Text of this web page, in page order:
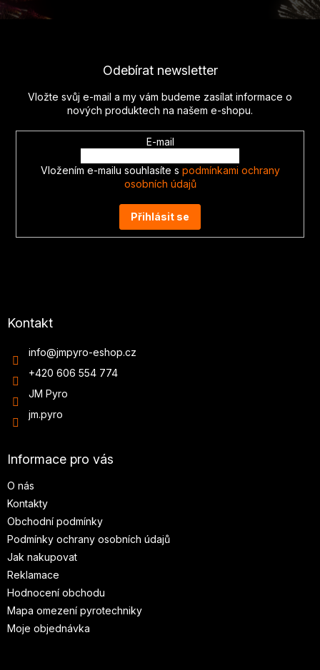
Odebírat newsletter
Vložte svůj e-mail a my vám budeme zasílat informace o
nových produktech na našem e-shopu.
E-mail
Vložením e-mailu souhlasíte s podmínkami ochrany
osobních údajů
Přihlásit se
Kontakt
info@jmpyro-eshop.cz
+420 606 554 774
JM Pyro
jm.pyro
Informace pro vás
O nás
Kontakty
Obchodní podmínky
Podmínky ochrany osobních údajů
Jak nakupovat
Reklamace
Hodnocení obchodu
Mapa omezení pyrotechniky
Moje objednávka